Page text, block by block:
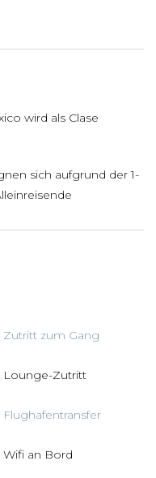
wird als Clase
sich aufgrund der 1-
Zutritt zum Gang
Lounge-Zutritt
Flughafentransfer
Wifi an Bord